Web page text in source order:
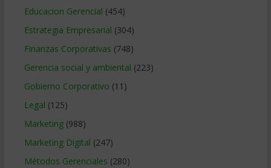
Educacion Gerencial (454)
Estrategia Empresarial (304)
Finanzas Corporativas (748)
Gerencia social y ambiental (223)
Gobierno Corporativo (11)
Legal (125)
Marketing(988)
Marketing Digital (247)
Métodos Gerenciales (280)